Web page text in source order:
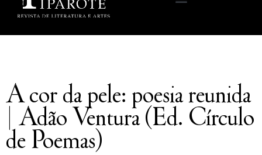
A cor da pele: poesia reunida
| Adão Ventura (Ed. Círculo
de Poemas)